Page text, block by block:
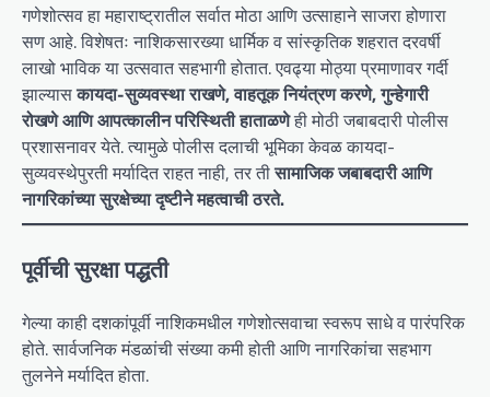
गणेशोत्सव हा महाराष्ट्रातील सर्वात मोठा आणि उत्साहाने साजरा होणारा
सण आहे. विशेषतः नाशिकसारख्या धार्मिक व सांस्कृतिक शहरात दरवर्षी
लाखो भाविक या उत्सवात सहभागी होतात. एवढ्या मोठ्या प्रमाणावर गर्दी
झाल्यासकायदा-सुव्यवस्था राखणे, वाहतूक नियंत्रण करणे, गुन्हेगारी
रोखणे आणि आपत्कालीन परिस्थिती हाताळणेही मोठी जबाबदारी पोलीस
प्रशासनावर येते. त्यामुळे पोलीस दलाची भूमिका केवळ कायदा-
सुव्यवस्थेपुरती मर्यादित राहत नाही, तर तीसामाजिक जबाबदारी आणि
नागरिकांच्या सुरक्षेच्या दृष्टीने महत्वाची ठरते.
पूर्वीची सुरक्षा पद्धती
गेल्या काही दशकांपूर्वी नाशिकमधील गणेशोत्सवाचा स्वरूप साधे व पारंपरिक
होते. सार्वजनिक मंडळांची संख्या कमी होती आणि नागरिकांचा सहभाग
तुलनेने मर्यादित होता.